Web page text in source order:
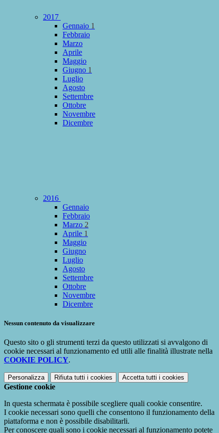
2017
Gennaio 1
Febbraio
Marzo
Aprile
Maggio
Giugno 1
Luglio
Agosto
Settembre
Ottobre
Novembre
Dicembre
2016
Gennaio
Febbraio
Marzo 2
Aprile 1
Maggio
Giugno
Luglio
Agosto
Settembre
Ottobre
Novembre
Dicembre
Nessun contenuto da visualizzare
Questo sito o gli strumenti terzi da questo utilizzati si avvalgono di
cookie necessari al funzionamento ed utili alle finalità illustrate nella
COOKIE POLICY.
Personalizza Rifiuta tutti i cookies Accetta tutti i cookies
Gestione cookie
In questa schermata è possibile scegliere quali cookie consentire.
I cookie necessari sono quelli che consentono il funzionamento della
piattaforma e non è possibile disabilitarli.
Per conoscere quali sono i cookie necessari al funzionamento potete